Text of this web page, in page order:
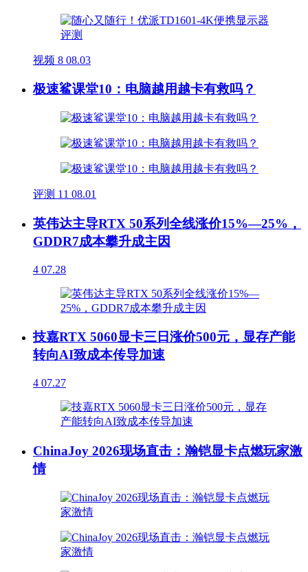
视频 8 08.03
极速鲨课堂10：电脑越用越卡有救吗？
评测 11 08.01
英伟达主导RTX 50系列全线涨价15%—25%，
GDDR7成本攀升成主因
4 07.28
技嘉RTX 5060显卡三日涨价500元，显存产能
转向AI致成本传导加速
4 07.27
ChinaJoy 2026现场直击：瀚铠显卡点燃玩家激
情